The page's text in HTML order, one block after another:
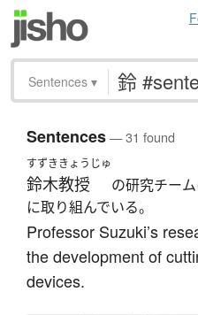
Sentences ▾
Sentences— 31 found
すずき
鈴木
きょうじゅ
教授
の研究チー
に取り組んでいる。
Professor Suzuki’s
the development of
devices.